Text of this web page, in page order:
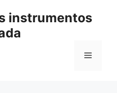
instrumentos
Menú